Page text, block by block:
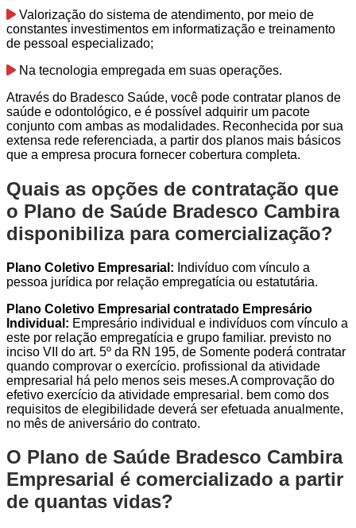
Valorização do sistema de atendimento, por meio de
constantes investimentos em informatização e treinamento
de pessoal especializado;
Na tecnologia empregada em suas operações.
Através do Bradesco Saúde, você pode contratar planos de
saúde e odontológico, e é possível adquirir um pacote
conjunto com ambas as modalidades. Reconhecida por sua
extensa rede referenciada, a partir dos planos mais básicos
que a empresa procura fornecer cobertura completa.
Quais as opções de contratação que
o Plano de Saúde Bradesco Cambira
disponibiliza para comercialização?
Plano Coletivo Empresarial: Indivíduo com vínculo a
pessoa jurídica por relação empregatícia ou estatutária.
Plano Coletivo Empresarial contratado Empresário
Individual: Empresário individual e indivíduos com vínculo a
este por relação empregatícia e grupo familiar. previsto no
inciso VII do art. 5º da RN 195, de Somente poderá contratar
quando comprovar o exercício. profissional da atividade
empresarial há pelo menos seis meses.A comprovação do
efetivo exercício da atividade empresarial. bem como dos
requisitos de elegibilidade deverá ser efetuada anualmente,
no mês de aniversário do contrato.
O Plano de Saúde Bradesco Cambira
Empresarial é comercializado a partir
de quantas vidas?